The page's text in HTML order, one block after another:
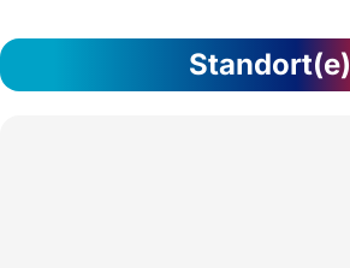
Standort(e)